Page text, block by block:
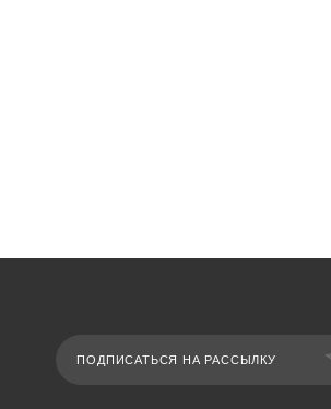
ПОДПИСАТЬСЯ НА РАССЫЛКУ